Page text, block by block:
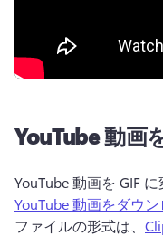
YouTube 動画
YouTube 動画を GIF
YouTube 動画をダウ
ファイルの形式は、